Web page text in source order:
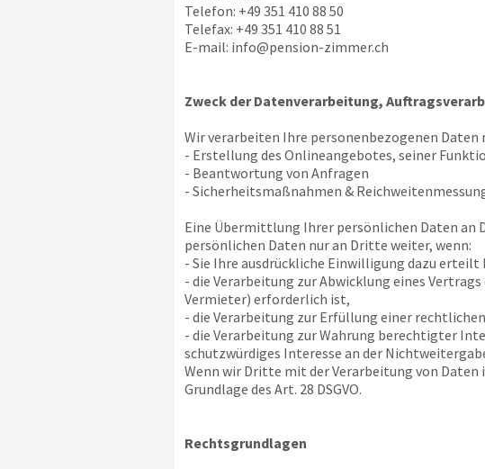
Telefon: +49 351 410 88 50
Telefax: +49 351 410 88 51
E-mail: info@pension-zimmer.ch
Zweck der Datenverarbeitung,
Wir verarbeiten Ihre personenbezogenen Daten
- Erstellung des Onlineangebotes, seiner
- Beantwortung von Anfragen
- Sicherheitsmaßnahmen &
Eine Übermittlung Ihrer persönlichen Daten an
persönlichen Daten nur an Dritte weiter, wenn:
- Sie Ihre ausdrückliche Einwilligung dazu erteilt
- die Verarbeitung zur Abwicklung eines
Vermieter) erforderlich ist,
- die Verarbeitung zur Erfüllung einer
- die Verarbeitung zur Wahrung berechtigter
schutzwürdiges Interesse an der
Wenn wir Dritte mit der Verarbeitung von
Grundlage des Art. 28 DSGVO.
Rechtsgrundlagen